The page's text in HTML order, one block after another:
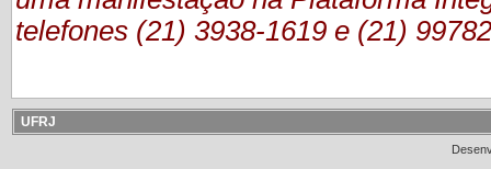
telefones (21) 3938-1619 e (21)
UFRJ